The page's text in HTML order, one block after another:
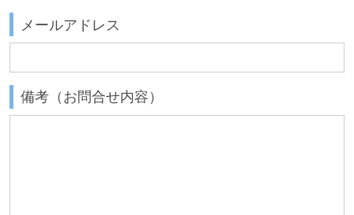
メールアドレス
備考（お問合せ内容）